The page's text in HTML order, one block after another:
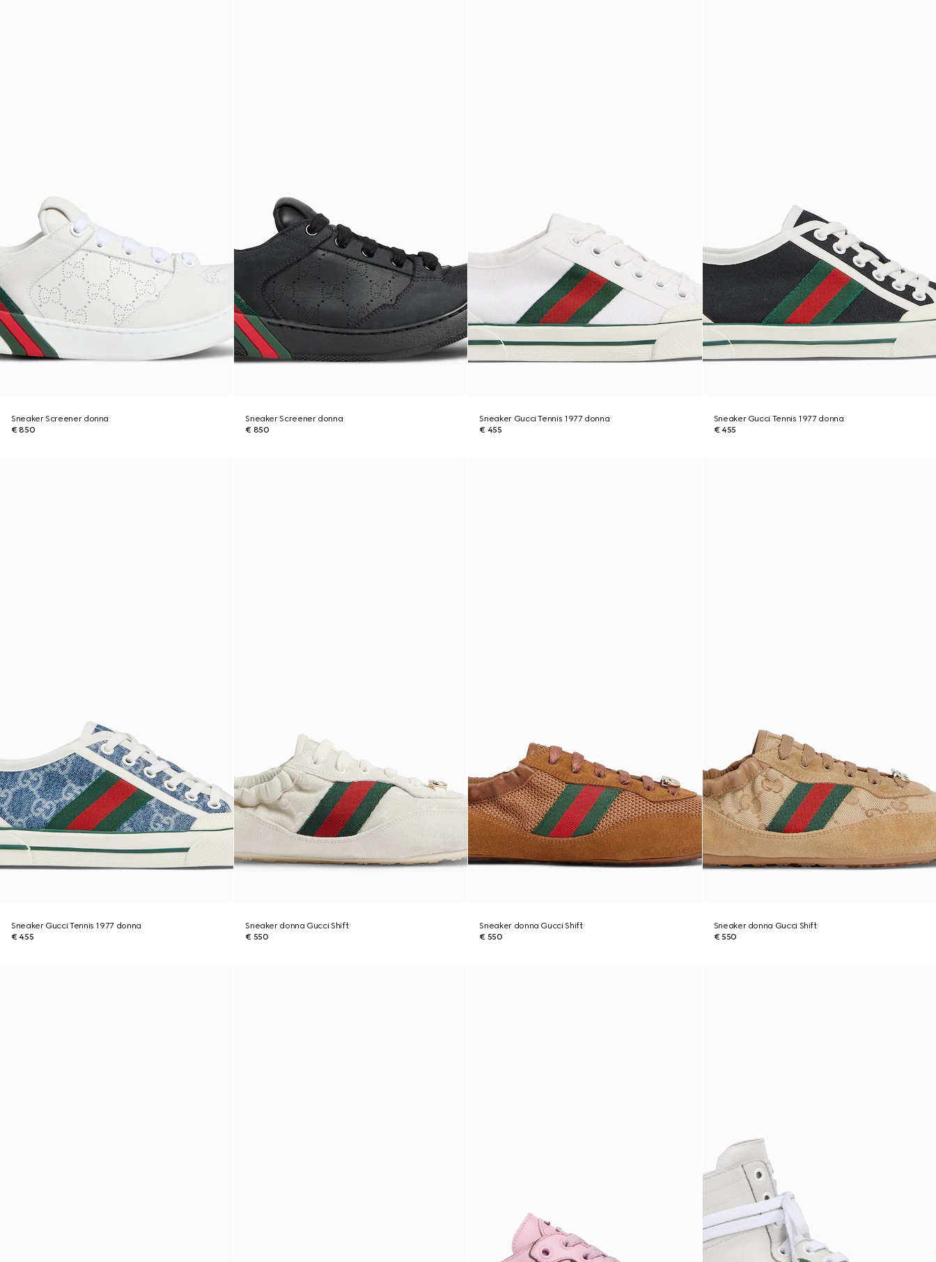
Sneaker Screener donna
€ 850
Sneaker Screener donna
€ 850
Sneaker Gucci Tennis 1977 donna
€ 455
Sneaker Gucci Tennis 1977 donna
€ 455
Sneaker Gucci Tennis 1977 donna
€ 455
Sneaker donna Gucci Shift
€ 550
Sneaker donna Gucci Shift
€ 550
Sneaker donna Gucci Shift
€ 550